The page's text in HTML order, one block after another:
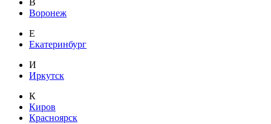
В
Воронеж
Е
Екатеринбург
И
Иркутск
К
Киров
Красноярск